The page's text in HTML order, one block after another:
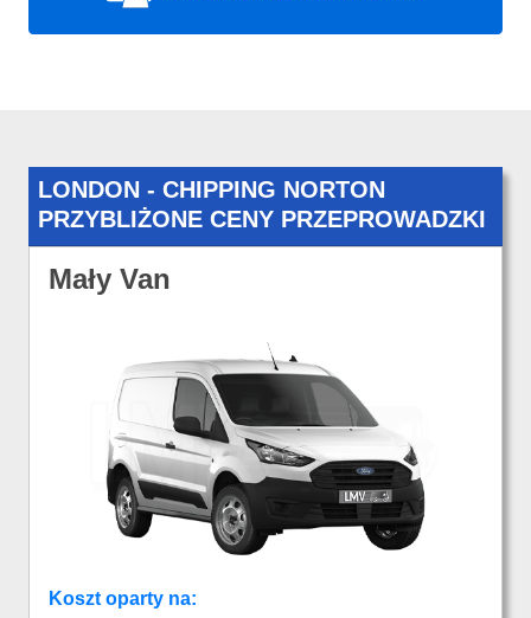
LONDON - CHIPPING NORTON
PRZYBLIŻONE CENY PRZEPROWADZKI
Mały Van
Koszt oparty na: